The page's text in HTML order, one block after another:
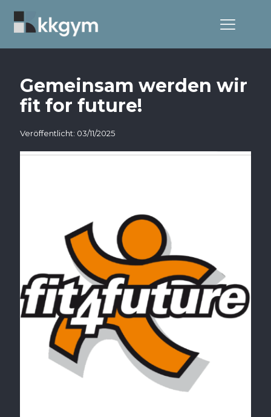
Gemeinsam werden wir
fit for future!
Veröffentlicht: 03/11/2025